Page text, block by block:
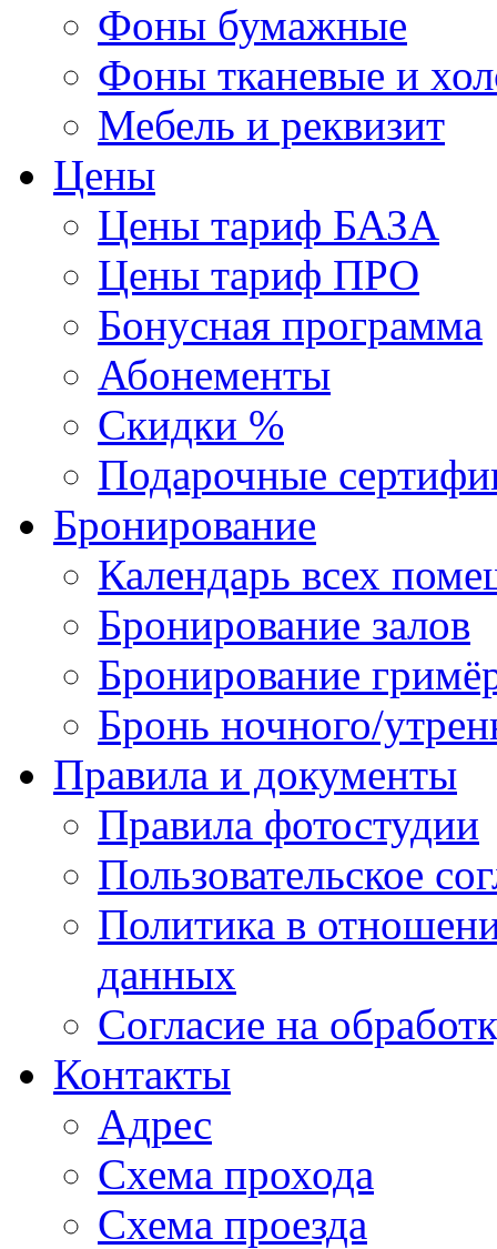
Фоны бумажные
Фоны тканевые и
Мебель и реквизит
Цены
Цены тариф БАЗА
Цены тариф ПРО
Бонусная программа
Абонементы
Скидки %
Подарочные
Бронирование
Календарь всех
Бронирование залов
Бронирование
Бронь ночного/
Правила и документы
Правила фотостудии
Пользовательское
Политика в
данных
Согласие на
Контакты
Адрес
Схема прохода
Схема проезда